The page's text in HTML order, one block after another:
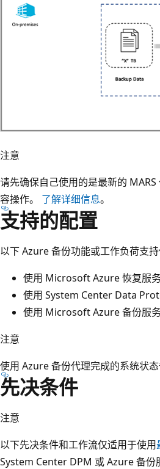
注意
请先确保自己使用的是最新的
容操作。 了解详细信息。
支持的配置
以下 Azure 备份功能或工作负荷支持
使用 Microsoft Azure 恢复服务
使用 System Center Data
使用 Microsoft Azure 备份服
注意
使用 Azure 备份代理完成的系统状态
先决条件
注意
以下先决条件和工作流仅适用于使用
System Center DPM 或 Azure 备份